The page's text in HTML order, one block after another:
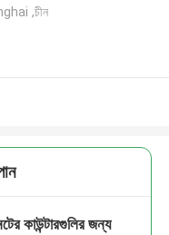
,চীন
কাউন্টারগুলির জন্য